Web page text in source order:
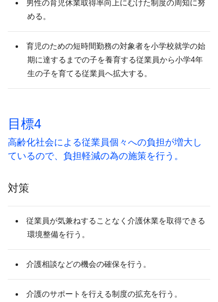
男性の育児休業取得率向上にむけた制度の周知に努
める。
育児のための短時間勤務の対象者を小学校就学の始
期に達するまでの子を養育する従業員から小学4年
生の子を育てる従業員へ拡大する。
目標4
高齢化社会による従業員個々への負担が増大し
ているので、負担軽減の為の施策を行う。
対策
従業員が気兼ねすることなく介護休業を取得できる
環境整備を行う。
介護相談などの機会の確保を行う。
介護のサポートを行える制度の拡充を行う。